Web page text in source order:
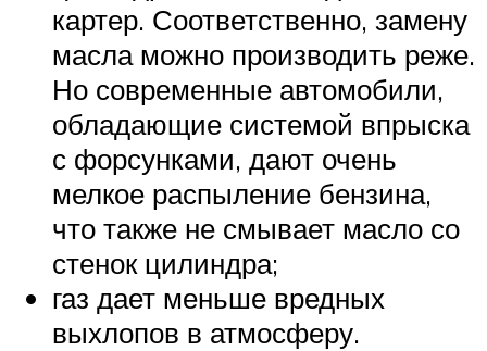
картер. Соответственно, замену
масла можно производить реже.
Но современные автомобили,
обладающие системой впрыска
с форсунками, дают очень
мелкое распыление бензина,
что также не смывает масло со
стенок цилиндра;
газ дает меньше вредных
выхлопов в атмосферу.